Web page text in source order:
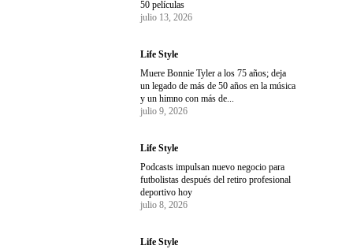
50 películas
julio 13, 2026
Life Style
Muere Bonnie Tyler a los 75 años; deja
un legado de más de 50 años en la música
y un himno con más de...
julio 9, 2026
Life Style
Podcasts impulsan nuevo negocio para
futbolistas después del retiro profesional
deportivo hoy
julio 8, 2026
Life Style